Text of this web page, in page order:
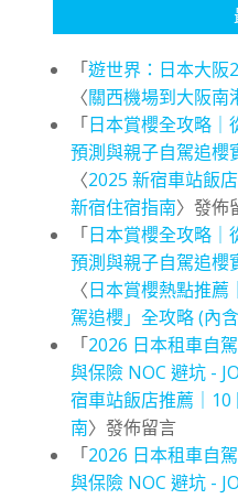
「遊世界：日本大阪
〈關西機場到大阪南
「日本賞櫻全攻略｜
預測與親子自駕追櫻
〈2025 新宿車站飯
新宿住宿指南〉發佈
「日本賞櫻全攻略｜
預測與親子自駕追櫻
〈日本賞櫻熱點推薦
駕追櫻」全攻略 (內
「2026 日本租車自
與保險 NOC 避坑 -
宿車站飯店推薦｜
南〉發佈留言
「2026 日本租車自
與保險 NOC 避坑 -